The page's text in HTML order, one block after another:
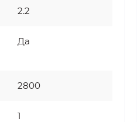
2.2
Да
2800
1